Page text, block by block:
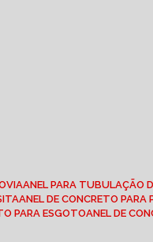
ANEL PARA TUBULAÇÃO
ANEL DE CONCRETO
PARA ESGOTO ANEL DE